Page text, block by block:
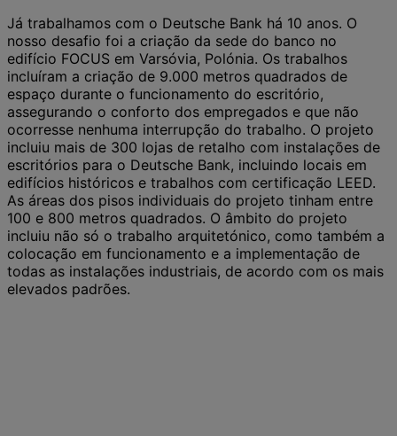
Já trabalhamos com o Deutsche Bank há 10 anos. O
nosso desafio foi a criação da sede do banco no
edifício FOCUS em Varsóvia, Polónia. Os trabalhos
incluíram a criação de 9.000 metros quadrados de
espaço durante o funcionamento do escritório,
assegurando o conforto dos empregados e que não
ocorresse nenhuma interrupção do trabalho. O projeto
incluiu mais de 300 lojas de retalho com instalações de
escritórios para o Deutsche Bank, incluindo locais em
edifícios históricos e trabalhos com certificação LEED.
As áreas dos pisos individuais do projeto tinham entre
100 e 800 metros quadrados. O âmbito do projeto
incluiu não só o trabalho arquitetónico, como também a
colocação em funcionamento e a implementação de
todas as instalações industriais, de acordo com os mais
elevados padrões.